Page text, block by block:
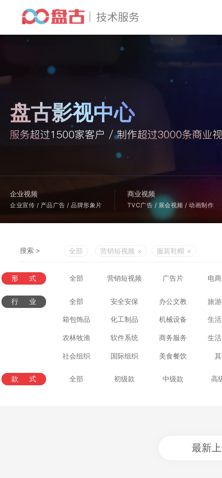
盘古影视中心
企业视频
企业宣传 / 产品广告 / 品牌形象片
商业视频
TVC广告 / 展会视频 / 动画制作
搜索 > 全部 营销短视频 × 服装鞋帽 ×
形式 全部 营销短视频 广告片 电
行业 全部 安全安保 办公文教 旅
箱包饰品 化工制品 机械设备 生
农林牧渔 软件系统 商务服务 生
社会组织 国际组织 美食餐饮
款式 全部 初级款 中级款 高
最新